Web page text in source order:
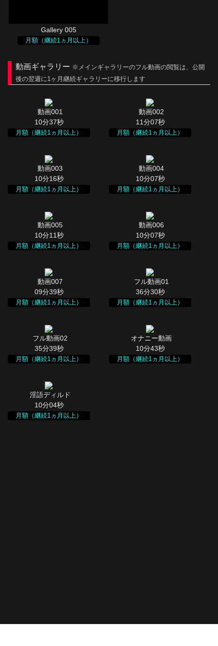
Gallery 005
月額（継続1ヵ月以上）
動画ギャラリー ※メインギャラリーのフル動画の閲覧は、公開
後の翌週に1ヶ月継続ギャラリーに移行します
10分37秒
月額（継続1ヵ月以上）
11分07秒
月額（継続1ヵ月以上）
10分16秒
月額（継続1ヵ月以上）
10分07秒
月額（継続1ヵ月以上）
10分11秒
月額（継続1ヵ月以上）
10分07秒
月額（継続1ヵ月以上）
09分39秒
月額（継続1ヵ月以上）
36分30秒
月額（継続1ヵ月以上）
35分39秒
月額（継続1ヵ月以上）
10分43秒
月額（継続1ヵ月以上）
10分04秒
月額（継続1ヵ月以上）